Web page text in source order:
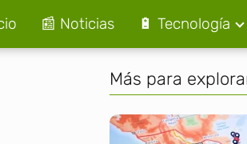
📰 Noticias 🔋 Tecnología
Más para